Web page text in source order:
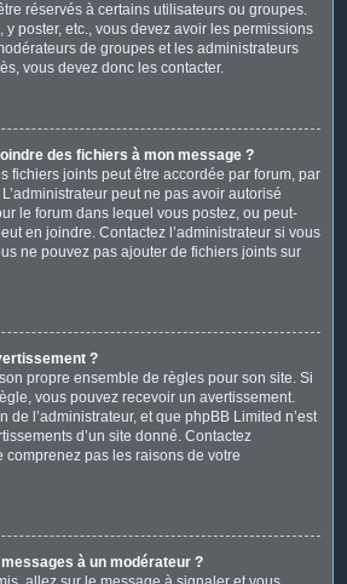
réservés à certains utilisateurs ou groupes.
y poster, etc., vous devez avoir les permissions
de groupes et les administrateurs
vous devez donc les contacter.
des fichiers à mon message ?
fichiers joints peut être accordée par forum, par
peut ne pas avoir autorisé
le forum dans lequel vous postez, ou peut-
en joindre. Contactez l’administrateur si vous
ne pouvez pas ajouter de fichiers joints sur
?
propre ensemble de règles pour son site. Si
vous pouvez recevoir un avertissement.
de l’administrateur, et que phpBB Limited n’est
d’un site donné. Contactez
comprenez pas les raisons de votre
à un modérateur ?